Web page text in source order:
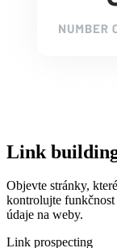
Link
Objevte stránky,
kontrolujte
údaje na weby.
Link prospecting